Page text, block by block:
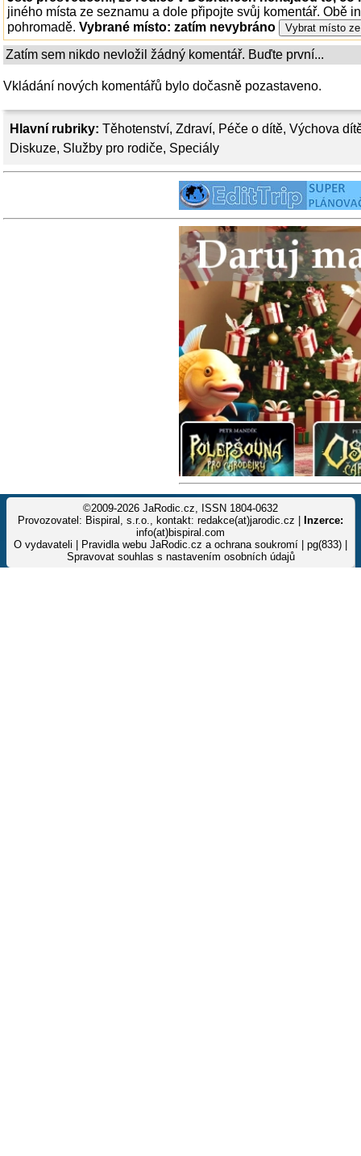
Hlavní rubriky: Těhotenství, Zdraví, Péče o dítě, Výchova
Diskuze, Služby pro rodiče, Speciály
jiného místa ze seznamu a dole připojte svůj komentář. Obě
pohromadě. Vybrané místo: zatím nevybráno
Zatím sem nikdo nevložil žádný komentář. Buďte první...
Vkládání nových komentářů bylo dočasně pozastaveno.
©2009-2026 JaRodic.cz, ISSN 1804-0632
Provozovatel: Bispiral, s.r.o., kontakt: redakce(at)jarodic.cz |
Inzerce:
info(at)bispiral.com
O vydavateli
Pravidla webu JaRodic.cz a ochrana soukromí | pg(833) |
Spravovat souhlas s nastavením osobních údajů